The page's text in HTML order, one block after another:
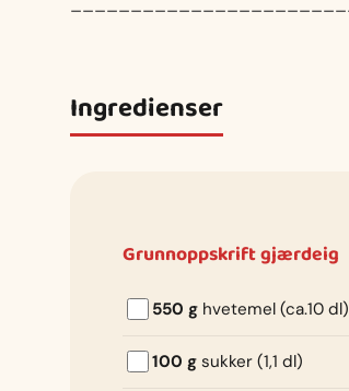
Ingredienser
Grunnoppskrift gjærdeig
550 g hvetemel (ca.10 dl)
100 g sukker (1,1 dl)